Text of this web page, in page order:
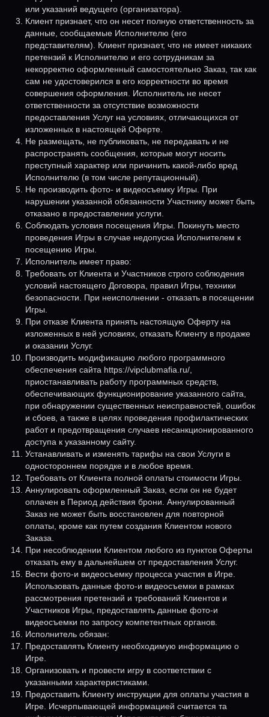
или указаний ведущего (организатора).
Клиент признает, что он несет полную ответственность за
данные, сообщаемые Исполнителю (его
представителям). Клиент признает, что не имеет никаких
претензий к Исполнителю и его сотрудникам за
некорректно оформленный самостоятельно Заказ, так как
сам не удостоверился в его корректности во время
совершения оформления. Исполнитель не несет
ответственности за отсутствие возможности
предоставления Услуг на условиях, отличающихся от
изложенных в настоящей Оферте.
Не размещать, не публиковать, не передавать и не
распространять сообщения, которые могут носить
преступный характер или причинить какой-либо вред
Исполнителю (в том числе репутационный).
Не производить фото- и видеосъемку Игры. При
нарушении указанной обязанности Участнику может быть
отказано в предоставлении услуги.
Соблюдать условия посещения Игры. Покинуть место
проведения Игры в случае недопуска Исполнителем к
посещению Игры.
Исполнитель имеет право:
Требовать от Клиента и Участников строго соблюдения
условий настоящего Договора, правил Игры, техники
безопасности. При неисполнении - отказать в посещении
Игры.
При отказе Клиента принять настоящую Оферту на
изложенных в ней условиях, отказать Клиенту в продаже
и оказании Услуг.
Производить модификацию любого программного
обеспечения сайта https://vipclubmafia.ru/,
приостанавливать работу программных средств,
обеспечивающих функционирование указанного сайта,
при обнаружении существенных неисправностей, ошибок
и сбоев, а также в целях проведения профилактических
работ и предотвращения случаев несанкционированного
доступа к указанному сайту.
Устанавливать и изменять тарифы на свои Услуги в
одностороннем порядке и в любое время.
Требовать от Клиента полной оплаты стоимости Игры.
Аннулировать оформленный Заказ, если он не будет
оплачен в Период действия брони. Аннулированный
Заказ не может быть восстановлен для повторной
оплаты, кроме как путем создания Клиентом нового
Заказа.
При несоблюдении Клиентом любого из пунктов Оферты
отказать ему в дальнейшем от предоставления Услуг.
Вести фото-и видеосъемку процесса участия в Игре.
Использовать данные фото-и видеосъемки в рамках
рассмотрения претензий и требований Клиентов и
Участников Игры, предоставлять данные фото-и
видеосъемки по запросу компетентных органов.
Исполнитель обязан:
Предоставлять Клиенту необходимую информацию о
Игре.
Организовать и провести игру в соответствии с
указанными характеристиками.
Предоставить Клиенту инструкции для оплаты участия в
Игре. Исчерпывающей информацией считается та